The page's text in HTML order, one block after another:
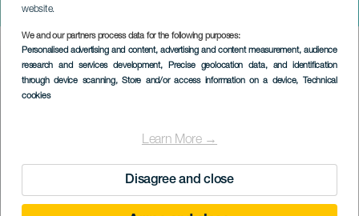
website.
We and our partners process data for the following purposes:
Personalised advertising and content, advertising and content measurement, audience
research and services development, Precise geolocation data, and identification
through device scanning, Store and/or access information on a device, Technical
cookies
Learn More →
Disagree and close
Salas Duo: Jousiyhtye
Imagen
Listado